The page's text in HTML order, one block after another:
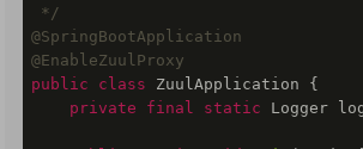
*/
@SpringBootApplication
@EnableZuulProxy
public
class ZuulApplication
{
private
final static Logger